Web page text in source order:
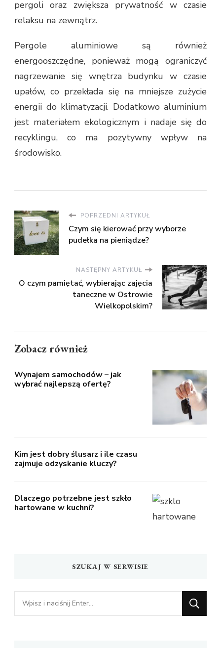
pergoli oraz zwiększa prywatność w czasie
relaksu na zewnątrz.
Pergole aluminiowe są również
energooszczędne, ponieważ mogą ograniczyć
nagrzewanie się wnętrza budynku w czasie
upałów, co przekłada się na mniejsze zużycie
energii do klimatyzacji. Dodatkowo aluminium
jest materiałem ekologicznym i nadaje się do
recyklingu, co ma pozytywny wpływ na
środowisko.
POPRZEDNI ARTYKUŁ
Czym się kierować przy wyborze
pudełka na pieniądze?
NASTĘPNY ARTYKUŁ
O czym pamiętać, wybierając zajęcia
taneczne w Ostrowie
Wielkopolskim?
Zobacz również
Wynajem samochodów – jak
wybrać najlepszą ofertę?
Kim jest dobry ślusarz i ile czasu
zajmuje odzyskanie kluczy?
Dlaczego potrzebne jest szkło
hartowane w kuchni?
SZUKAJ W SERWISIE
Szukasz
czegoś?